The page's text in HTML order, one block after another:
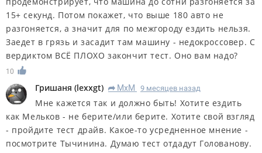
15+ секунд. Потом покажет, что выше 180 авто не
разгоняется, а значит для по межгороду ездить нельзя.
Заедет в грязь и засадит там машину - недокроссовер. С
вердиктом ВСЁ ПЛОХО закончит тест. Оно вам надо?
10
Гришаня (lexxgt) R MxM 9 месяцев назад
Мне кажется так и должно быть! Хотите ездить
как Мельков - не берите/или берите. Хотите свой взгляд
- пройдите тест драйв. Какое-то усредненное мнение -
посмотрите Тычинина. Думаю тест отдадут Голованову.